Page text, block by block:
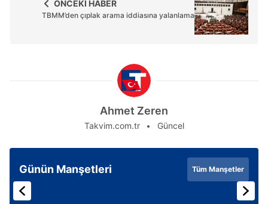
ÖNCEKİ HABER
TBMM’den çıplak arama iddiasına yalanlama
Ahmet Zeren
Takvim.com.tr Güncel
Günün Manşetleri Tüm Manşetler